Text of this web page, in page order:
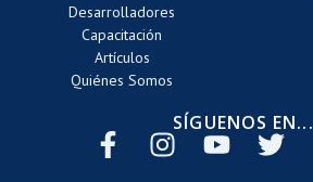
Desarrolladores
Capacitación
Artículos
Quiénes Somos
SÍGUENOS EN...